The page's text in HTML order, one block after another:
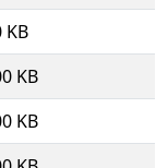
KB
KB
KB